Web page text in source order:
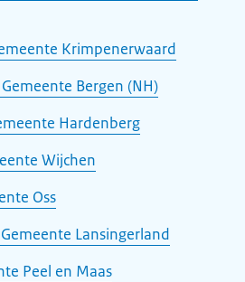
Krimpenerwaard
Bergen (NH)
Hardenberg
Wijchen
Oss
Lansingerland
Peel en Maas